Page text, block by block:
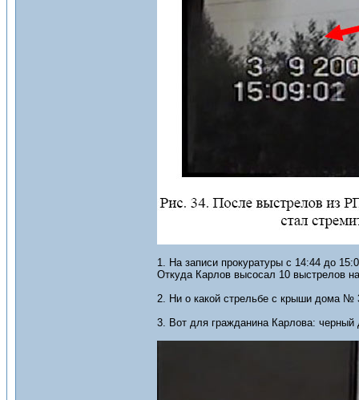
1. На записи прокуратуры с 14:44 до
Откуда Карлов высосал 10 выстрелов
2. Ни о какой стрельбе с крыши дома №
3. Вот для гражданина Карлова: